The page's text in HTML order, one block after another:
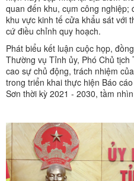
quan đến khu, cụm công nghiệp;
khu vực kinh tế cửa khẩu sát với
cứ điều chỉnh quy hoạch.
Phát biểu kết luận cuộc họp,
Thường vụ Tỉnh ủy, Phó Chủ
cao sự chủ động, trách nhiệm
trong triển khai thực hiện Báo
Sơn thời kỳ 2021 - 2030, tầm